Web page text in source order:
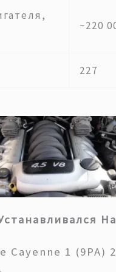
~220
227
Cayenne 1 (9PA)